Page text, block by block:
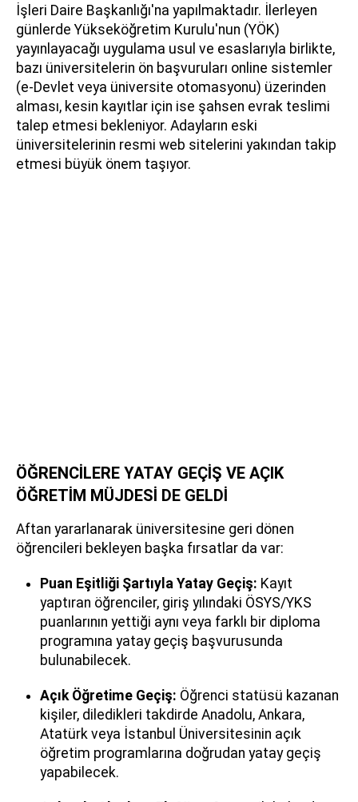
İşleri Daire Başkanlığı'na yapılmaktadır. İlerleyen
günlerde Yükseköğretim Kurulu'nun (YÖK)
yayınlayacağı uygulama usul ve esaslarıyla birlikte,
bazı üniversitelerin ön başvuruları online sistemler
(e-Devlet veya üniversite otomasyonu) üzerinden
alması, kesin kayıtlar için ise şahsen evrak teslimi
talep etmesi bekleniyor. Adayların eski
üniversitelerinin resmi web sitelerini yakından takip
etmesi büyük önem taşıyor.
ÖĞRENCİLERE YATAY GEÇİŞ VE AÇIK
ÖĞRETİM MÜJDESİ DE GELDİ
Aftan yararlanarak üniversitesine geri dönen
öğrencileri bekleyen başka fırsatlar da var:
Puan Eşitliği Şartıyla Yatay Geçiş: Kayıt
yaptıran öğrenciler, giriş yılındaki ÖSYS/YKS
puanlarının yettiği aynı veya farklı bir diploma
programına yatay geçiş başvurusunda
bulunabilecek.
Açık Öğretime Geçiş: Öğrenci statüsü kazanan
kişiler, diledikleri takdirde Anadolu, Ankara,
Atatürk veya İstanbul Üniversitesinin açık
öğretim programlarına doğrudan yatay geçiş
yapabilecek.